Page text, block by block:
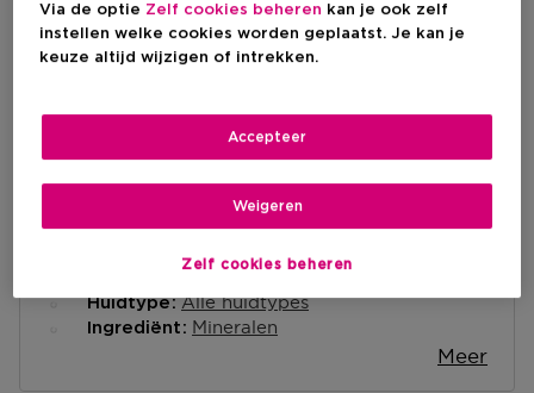
Levering aan huis
Op voorraad-
Ophalen in een winkel nabij jou.
Selecteer een winkel
Compact
Huidtype Alle huidtypes
Ingrediënt Mineralen
Meer
Via de optie Zelf cookies beheren kan je ook zelf
instellen welke cookies worden geplaatst. Je kan je
keuze altijd wijzigen of intrekken.
Zelf cookies beheren
Weigeren
Accepteer